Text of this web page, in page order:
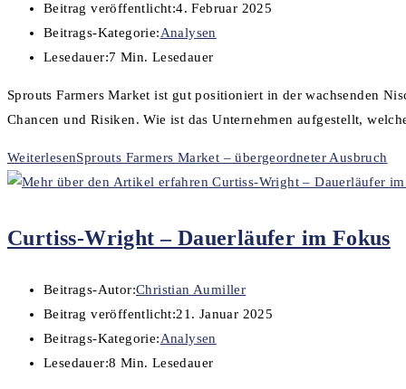
Beitrag veröffentlicht:4. Februar 2025
Beitrags-Kategorie:Analysen
Lesedauer:7 Min. Lesedauer
Sprouts Farmers Market ist gut positioniert in der wachsenden
Chancen und Risiken. Wie ist das Unternehmen aufgestellt,
WeiterlesenSprouts Farmers Market – übergeordneter Ausbruch
Curtiss-Wright – Dauerläufer im Fokus
Beitrags-Autor:Christian Aumiller
Beitrag veröffentlicht:21. Januar 2025
Beitrags-Kategorie:Analysen
Lesedauer:8 Min. Lesedauer